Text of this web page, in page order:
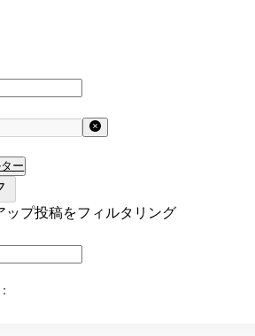
ー
ップ投稿をフィルタリング